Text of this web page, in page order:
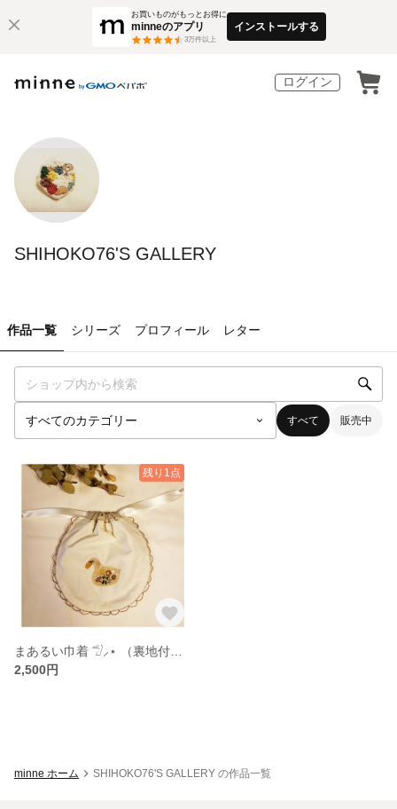
お買いものがもっとお得に
minneのアプリ
3万件以上
インストールする
ログイン
SHIHOKO76'S GALLERY
作品一覧 シリーズ プロフィール レター
すべて 販売中
残り1点
2,500円
minne ホーム SHIHOKO76'S GALLERY の作品一覧